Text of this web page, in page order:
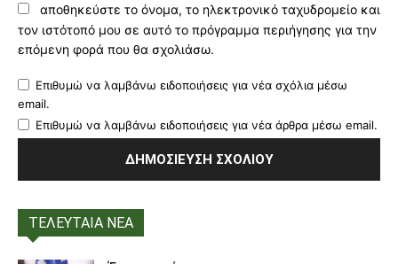
αποθηκεύστε το όνομα, το ηλεκτρονικό ταχυδρομείο και
τον ιστότοπό μου σε αυτό το πρόγραμμα περιήγησης για την
επόμενη φορά που θα σχολιάσω.
Επιθυμώ να λαμβάνω ειδοποιήσεις για νέα σχόλια μέσω
email.
Επιθυμώ να λαμβάνω ειδοποιήσεις για νέα άρθρα μέσω email.
ΤΕΛΕΥΤΑΙΑ ΝΕΑ